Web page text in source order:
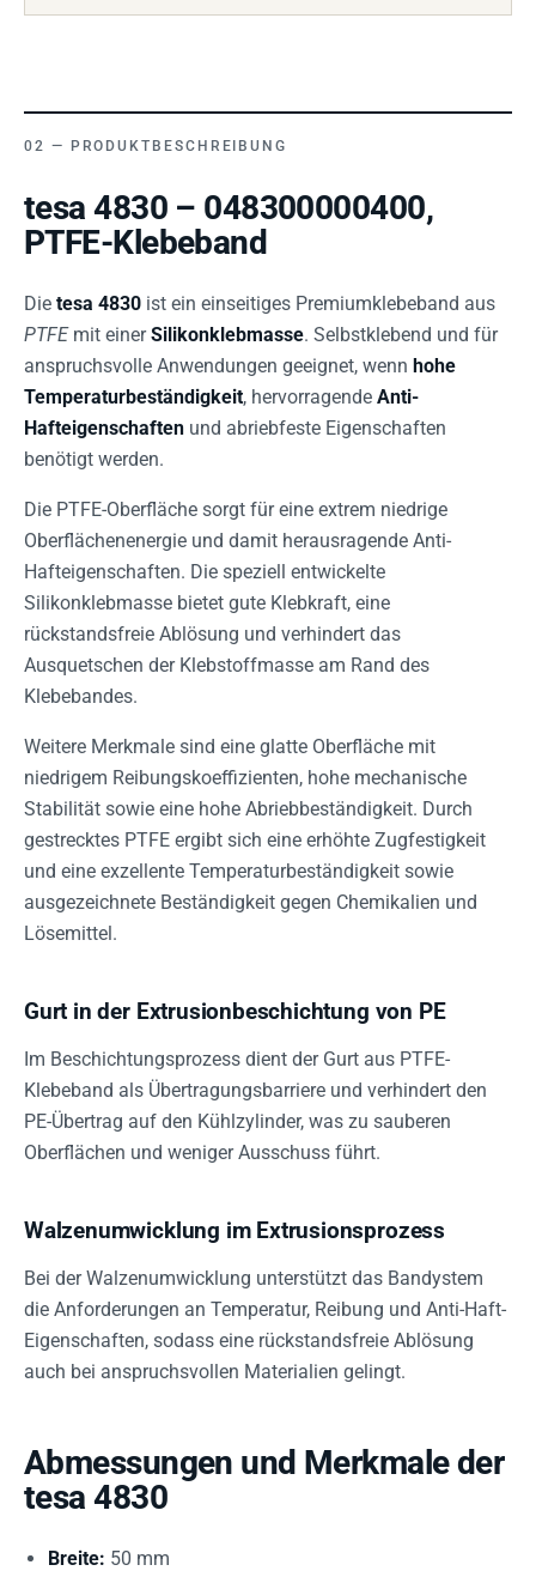
PRODUKTBESCHREIBUNG
tesa 4830 – 048300000400,
PTFE-Klebeband
Die tesa 4830 ist ein einseitiges Premiumklebeband aus
PTFEmit einerSilikonklebmasse. Selbstklebend und für
anspruchsvolle Anwendungen geeignet, wenn hohe
Temperaturbeständigkeit, hervorragende Anti-
Hafteigenschaften und abriebfeste Eigenschaften
benötigt werden.
Die PTFE-Oberfläche sorgt für eine extrem niedrige
Oberflächenenergie und damit herausragende Anti-
Hafteigenschaften. Die speziell entwickelte
Silikonklebmasse bietet gute Klebkraft, eine
rückstandsfreie Ablösung und verhindert das
Ausquetschen der Klebstoffmasse am Rand des
Klebebandes.
Weitere Merkmale sind eine glatte Oberfläche mit
niedrigem Reibungskoeffizienten, hohe mechanische
Stabilität sowie eine hohe Abriebbeständigkeit. Durch
gestrecktes PTFE ergibt sich eine erhöhte Zugfestigkeit
und eine exzellente Temperaturbeständigkeit sowie
ausgezeichnete Beständigkeit gegen Chemikalien und
Lösemittel.
Gurt in der Extrusionbeschichtung von PE
Im Beschichtungsprozess dient der Gurt aus PTFE-
Klebeband als Übertragungsbarriere und verhindert den
PE-Übertrag auf den Kühlzylinder, was zu sauberen
Oberflächen und weniger Ausschuss führt.
Walzenumwicklung im Extrusionsprozess
Bei der Walzenumwicklung unterstützt das Bandystem
die Anforderungen an Temperatur, Reibung und Anti-Haft-
Eigenschaften, sodass eine rückstandsfreie Ablösung
auch bei anspruchsvollen Materialien gelingt.
Abmessungen und Merkmale der
tesa 4830
Breite: 50 mm